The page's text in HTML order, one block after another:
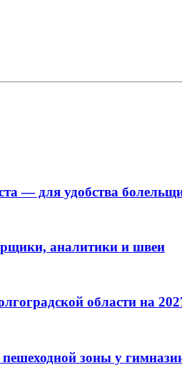
— для удобства
аналитики и швеи
области на
пешеходной зоны у